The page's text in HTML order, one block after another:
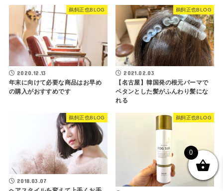
鵜飼正也BLOG
2020.12.13
年末に向けて必要な商品はお早め
の購入がおすすめです
鵜飼正也BLOG
2021.02.03
【名古屋】韓国発の根元パーマで
ペタンとした髪がふんわり髪にな
れる
鵜飼正也BLOG
2018.03.07
鵜飼正也BLOG
0